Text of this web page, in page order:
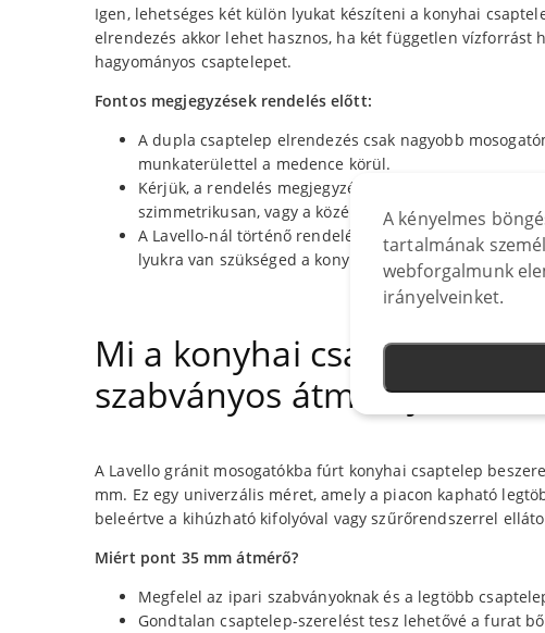
Igen, lehetséges két külön lyukat készíteni a konyhai
elrendezés akkor lehet hasznos, ha két független vízforrást
hagyományos csaptelepet.
Fontos megjegyzések rendelés előtt:
A dupla csaptelep elrendezés csak nagyobb
munkaterülettel a medence körül.
Kérjük, a rendelés megjegyzéseiben világosan írd le
szimmetrikusan, vagy a középponttól meghatározott
A Lavello-nál történő rendelés leadásakor egyszerűen
lyukra van szükséged a konyhai csaptelepekhez.
Mi a konyhai csaptelep
szabványos átmérője?
A Lavello gránit mosogatókba fúrt konyhai csaptelep
mm. Ez egy univerzális méret, amely a piacon kapható
beleértve a kihúzható kifolyóval vagy szűrőrendszerrel
Miért pont 35 mm átmérő?
Megfelel az ipari szabványoknak és a legtöbb
Gondtalan csaptelep-szerelést tesz lehetővé a furat
A kényelmes
tartalmának
webforgalmunk
irányelveinket.